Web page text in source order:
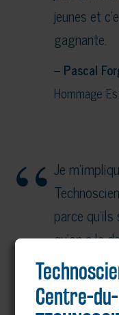
jeunes et
gagnante.
– Pascal
Hommage
Je
parce
qu’on a le
partager
expérience.
Centre-